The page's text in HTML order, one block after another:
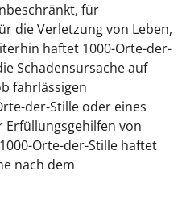
für
die Verletzung von Leben,
haftet 1000-Orte-der-
Schadensursache auf
fahrlässigen
der-Stille oder eines
von
Orte-der-Stille haftet
nach dem